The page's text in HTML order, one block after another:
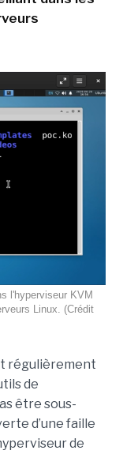
l'hyperviseur KVM
Linux. (Crédit
régulièrement
de
être sous-
d’une faille
de